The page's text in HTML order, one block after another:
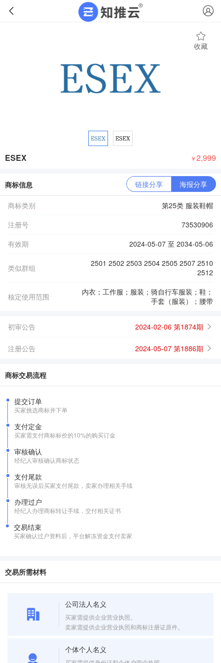
收藏
ESEX ￥2,999
商标信息 链接分享 海报分享
商标类别
第25类 服装鞋帽
注册号
73530906
有效期
2024-05-07 至 2034-05-06
类似群组
2501 2502 2503 2504 2505 2507 2510
2512
核定使用范围
内衣；工作服；服装；骑自行车服装；鞋；
手套（服装）；腰带
初审公告 2024-02-06 第1874期
注册公告 2024-05-07 第1886期
商标交易流程
提交订单
买家挑选商标并下单
支付定金
买家需支付商标标价的10%的购买订金
审核确认
经纪人审核确认商标状态
支付尾款
审核无误后买家支付尾款，卖家办理相关手续
办理过户
经纪人办理商标转让手续，交付相关证书
交易结束
买家确认过户资料后，平台解冻资金支付卖家
交易所需材料
公司法人名义
买家需提供企业营业执照。
卖家需提供企业营业执照和商标注册证原件。
个体个人名义